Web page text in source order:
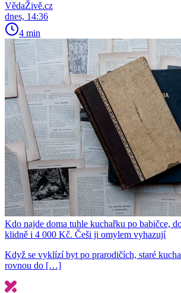
VědaŽivě.cz
dnes, 14:36
4 min
Kdo najde doma tuhle kuchařku po babičce,
klidně i 4 000 Kč. Češi ji omylem vyhazují
Když se vyklízí byt po prarodičích, staré
rovnou do […]